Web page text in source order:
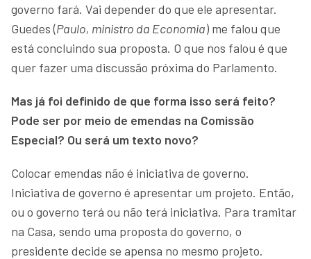
governo fará. Vai depender do que ele apresentar.
Guedes (Paulo, ministro da Economia) me falou que
está concluindo sua proposta. O que nos falou é que
quer fazer uma discussão próxima do Parlamento.
Mas já foi definido de que forma isso será feito?
Pode ser por meio de emendas na Comissão
Especial? Ou será um texto novo?
Colocar emendas não é iniciativa de governo.
Iniciativa de governo é apresentar um projeto. Então,
ou o governo terá ou não terá iniciativa. Para tramitar
na Casa, sendo uma proposta do governo, o
presidente decide se apensa no mesmo projeto.